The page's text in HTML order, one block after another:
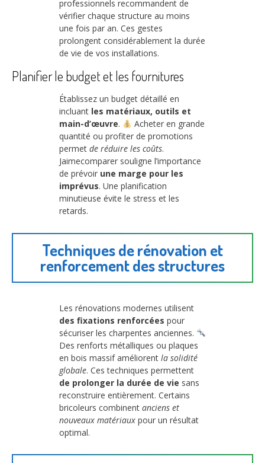
professionnels recommandent de
vérifier chaque structure au moins
une fois par an. Ces gestes
prolongent considérablement la durée
de vie de vos installations.
Planifier le budget et les fournitures
Établissez un budget détaillé en
incluant les matériaux, outils et
main-d’œuvre.
Acheter en grande
quantité ou profiter de promotions
permet de réduire les coûts.
Jaimecomparer souligne l’importance
de prévoir une marge pour les
imprévus. Une planification
minutieuse évite le stress et les
retards.
Techniques de rénovation et
renforcement des structures
Les rénovations modernes utilisent
des fixations renforcées pour
sécuriser les charpentes anciennes.
Des renforts métalliques ou plaques
en bois massif améliorent la solidité
globale. Ces techniques permettent
de prolonger la durée de vie sans
reconstruire entièrement. Certains
bricoleurs combinent anciens et
nouveaux matériaux pour un résultat
optimal.